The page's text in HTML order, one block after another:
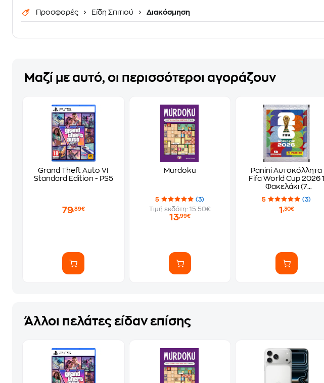
Προσφορές Είδη Σπιτιού Διακόσμηση
Μαζί με αυτό, οι περισσότεροι αγοράζουν
Grand Theft Auto VI
Standard Edition - PS5
79,89€
Murdoku
5
(3)
Τιμή εκδότη: 15.50€
13,99€
Panini Αυτοκόλλητα
Fifa World Cup 2026 1
Φακελάκι (7
Αυτοκόλλητα)
5 (3)
1 ,30€
Άλλοι πελάτες είδαν επίσης